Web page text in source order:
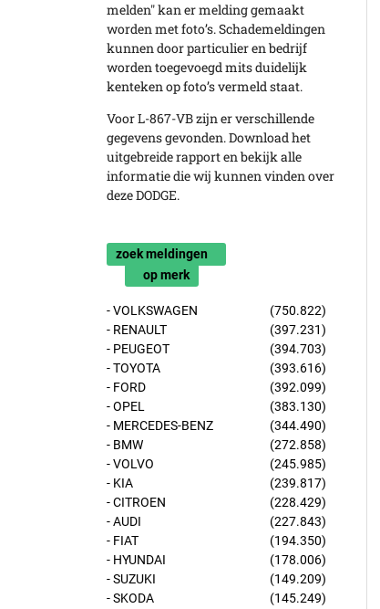
melden" kan er melding gemaakt
worden met foto’s. Schademeldingen
kunnen door particulier en bedrijf
worden toegevoegd mits duidelijk
kenteken op foto’s vermeld staat.
Voor L-867-VB zijn er verschillende
gegevens gevonden. Download het
uitgebreide rapport en bekijk alle
informatie die wij kunnen vinden over
deze DODGE.
zoek meldingen
op merk
- VOLKSWAGEN
(750.822)
- RENAULT
(397.231)
- PEUGEOT
(394.703)
- TOYOTA
(393.616)
- FORD
(392.099)
- OPEL
(383.130)
- MERCEDES-BENZ
(344.490)
- BMW
(272.858)
- VOLVO
(245.985)
- KIA
(239.817)
- CITROEN
(228.429)
- AUDI
(227.843)
- FIAT
(194.350)
- HYUNDAI
(178.006)
- SUZUKI
(149.209)
- SKODA
(145.249)